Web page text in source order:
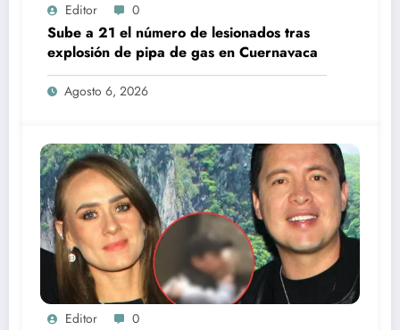
Editor 0
Sube a 21 el número de lesionados tras
explosión de pipa de gas en Cuernavaca
Agosto 6, 2026
Editor 0